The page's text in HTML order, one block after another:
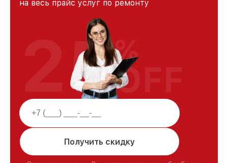
на весь прайс услуг по ремонту
Получить скидку
25%
OFF